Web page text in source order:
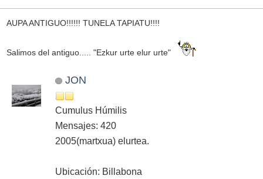
AUPA ANTIGUO!!!!!! TUNELA TAPIATU!!!!
Salimos del antiguo..... "Ezkur urte elur urte"
JON
Cumulus Húmilis
Mensajes: 420
2005(martxua) elurtea.
Ubicación: Billabona